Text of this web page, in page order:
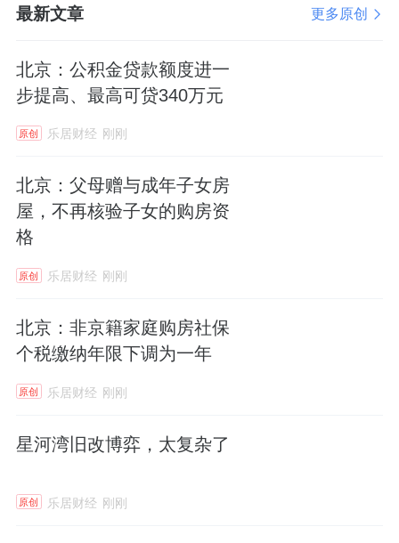
最新文章 更多原创
北京：公积金贷款额度进一
步提高、最高可贷340万元
原创 乐居财经 刚刚
北京：父母赠与成年子女房
屋，不再核验子女的购房资
格
原创 乐居财经 刚刚
北京：非京籍家庭购房社保
个税缴纳年限下调为一年
原创 乐居财经 刚刚
星河湾旧改博弈，太复杂了
原创 乐居财经 刚刚